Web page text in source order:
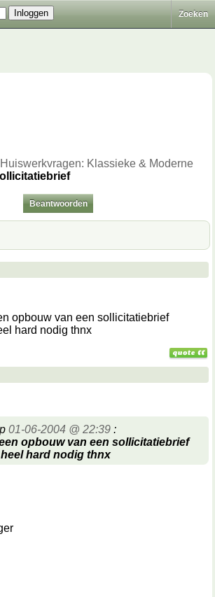
Zoeken
Huiswerkvragen: Klassieke & Moderne
Beantwoorden
opbouw van een sollicitatiebrief
hard nodig thnx
01-06-2004 @ 22:39 :
opbouw van een sollicitatiebrief
hard nodig thnx